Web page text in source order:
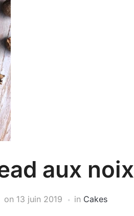
aux noix
on 13 juin 2019 in Cakes